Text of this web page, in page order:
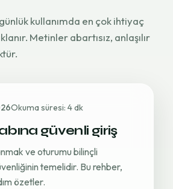
kullanımda en çok ihtiyaç
Metinler abartısız, anlaşılır
Okuma süresi: 4 dk
güvenli giriş
ve oturumu bilinçli
temelidir. Bu rehber,
özetler.